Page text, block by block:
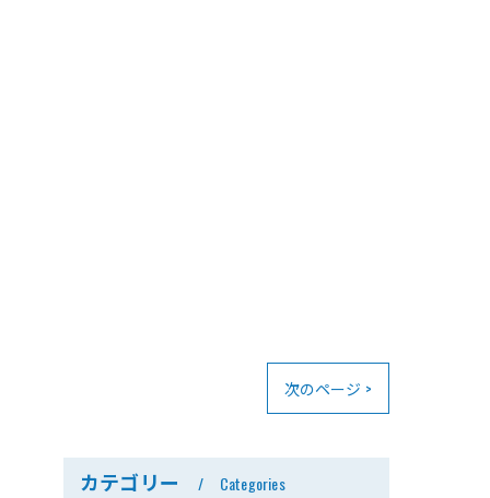
次のページ >
カテゴリー Categories